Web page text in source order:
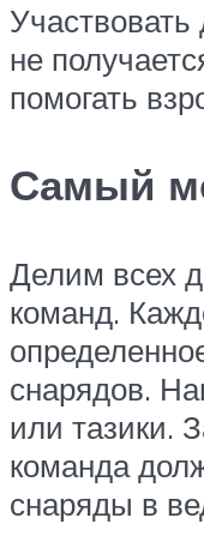
не
помогать
Самый
Делим всех
команд.
снарядов.
или тазики.
команда
снаряды в